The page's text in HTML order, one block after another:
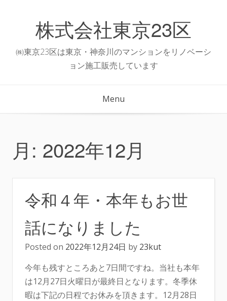
株式会社東京23区
㈱東京23区は東京・神奈川のマンションをリノベーシ
ョン施工販売しています
Menu
月: 2022年12月
令和４年・本年もお世
話になりました
Posted on 2022年12月24日 by 23kut
今年も残すところあと7日間ですね。当社も本年
は12月27日火曜日が最終日となります。冬季休
暇は下記の日程でお休みを頂きます。12月28日